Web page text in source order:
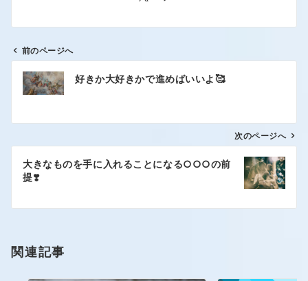
前のページへ
好きか大好きかで進めばいいよ🥰
次のページへ
大きなものを手に入れることになる○○○の前
提❣️
関連記事